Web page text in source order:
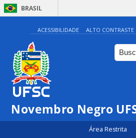
BRASIL
ACESSIBILIDADE ALTO CONTRASTE
Novembro Negro
Área Restrita